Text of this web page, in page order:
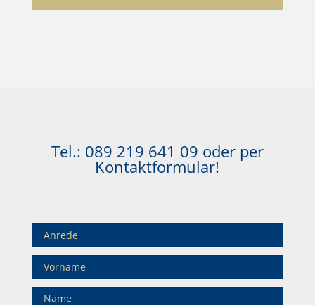
Tel.: 089 219 641 09 oder per
Kontaktformular!